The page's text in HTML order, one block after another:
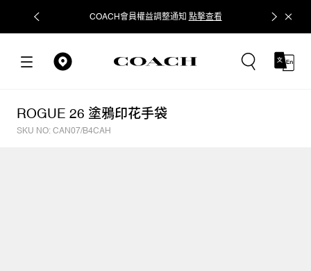
COACH會員權益調整通知 點擊查看 立即追蹤
ROGUE 26 塗鴉印花手袋
SKU NO: CAN07/B4CAH